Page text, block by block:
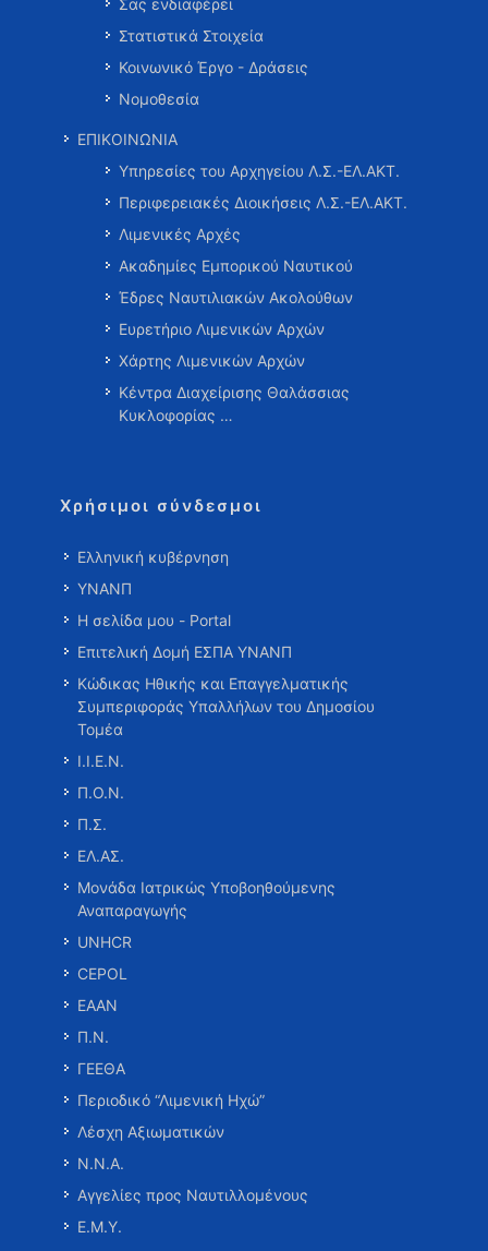
Σας ενδιαφέρει
Στατιστικά Στοιχεία
Κοινωνικό Έργο - Δράσεις
Νομοθεσία
ΕΠΙΚΟΙΝΩΝΙΑ
Υπηρεσίες του Αρχηγείου Λ.Σ.-ΕΛ.ΑΚΤ.
Περιφερειακές Διοικήσεις Λ.Σ.-ΕΛ.ΑΚΤ.
Λιμενικές Αρχές
Ακαδημίες Εμπορικού Ναυτικού
Έδρες Ναυτιλιακών Ακολούθων
Ευρετήριο Λιμενικών Αρχών
Χάρτης Λιμενικών Αρχών
Κέντρα Διαχείρισης Θαλάσσιας
Κυκλοφορίας …
Χρήσιμοι σύνδεσμοι
Ελληνική κυβέρνηση
ΥΝΑΝΠ
Η σελίδα μου - Portal
Επιτελική Δομή ΕΣΠΑ ΥΝΑΝΠ
Κώδικας Ηθικής και Επαγγελματικής
Συμπεριφοράς Υπαλλήλων του Δημοσίου
Τομέα
Ι.Ι.Ε.Ν.
Π.Ο.Ν.
Π.Σ.
ΕΛ.ΑΣ.
Μονάδα Ιατρικώς Υποβοηθούμενης
Αναπαραγωγής
UNHCR
CEPOL
ΕΑΑΝ
Π.Ν.
ΓΕΕΘΑ
Περιοδικό “Λιμενική Ηχώ”
Λέσχη Αξιωματικών
Ν.Ν.Α.
Αγγελίες προς Ναυτιλλομένους
Ε.Μ.Υ.